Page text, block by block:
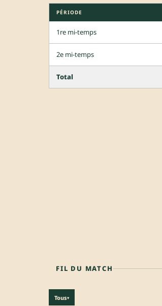
PÉRIODE
1re mi-temps
2e mi-temps
Total
FIL DU MATCH
Tous▾